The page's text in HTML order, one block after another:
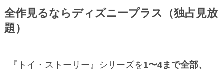
全作見るならディズニープラス（独占見放
題）
『トイ・ストーリー』シリーズを1〜4まで全部、